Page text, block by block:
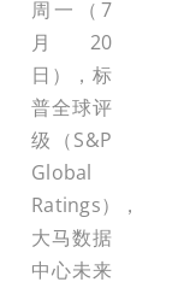
周一（7
月20
日），标
普全球评
级（S&P
Global
Ratings），
大马数据
中心未来